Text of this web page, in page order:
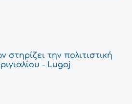
στηρίζει την πολιτιστική
- Lugoj